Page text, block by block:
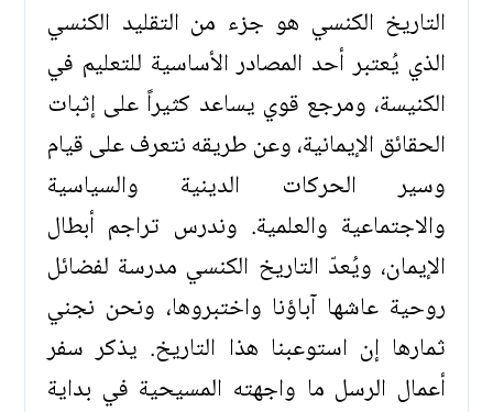
التاريخ الكنسي هو جزء من التقليد الكنسي
الذي يُعتبر أحد المصادر الأساسية للتعليم في
الكنيسة، ومرجع قوي يساعد كثيراً على إثبات
الحقائق الإيمانية، وعن طريقه نتعرف على قيام
وسير الحركات الدينية والسياسية
والاجتماعية والعلمية. وندرس تراجم أبطال
الإيمان، ويُعدّ التاريخ الكنسي مدرسة لفضائل
روحية عاشها آباؤنا واختبروها، ونحن نجني
ثمارها إن استوعبنا هذا التاريخ. يذكر سفر
أعمال الرسل ما واجهته المسيحية في بداية